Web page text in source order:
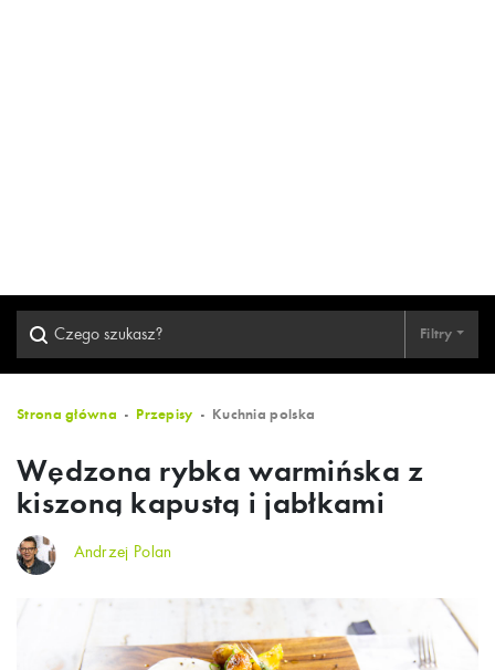
Filtry
Strona główna Przepisy Kuchnia polska
Wędzona rybka warmińska z
kiszoną kapustą i jabłkami
Andrzej Polan